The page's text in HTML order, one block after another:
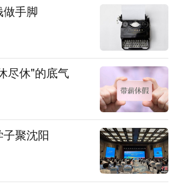
手脚
尽休"的底气
聚沈阳